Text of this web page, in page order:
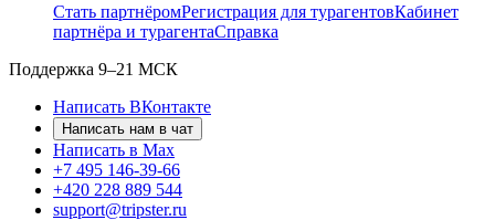
Стать партнёромРегистрация для турагентовКабинет
партнёра и турагентаСправка
Поддержка 9–21 МСК
Написать ВКонтакте
Написать нам в чат
Написать в Max
+7 495 146-39-66
+420 228 889 544
support@tripster.ru